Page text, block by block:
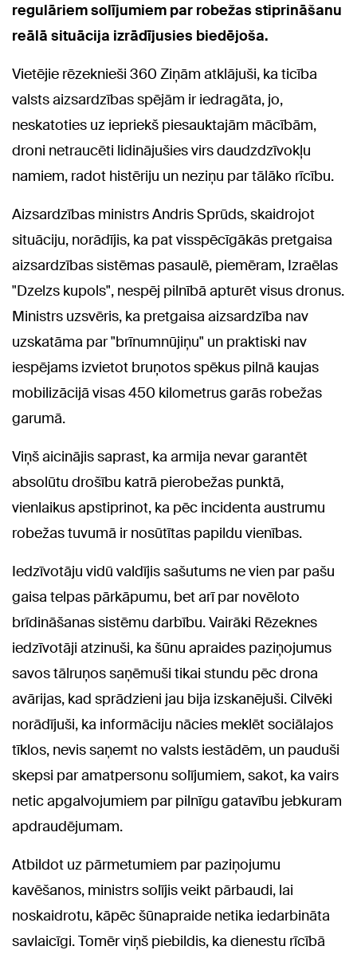
regulāriem solījumiem par robežas stiprināšanu
reālā situācija izrādījusies biedējoša.
Vietējie rēzeknieši 360 Ziņām atklājuši, ka ticība
valsts aizsardzības spējām ir iedragāta, jo,
neskatoties uz iepriekš piesauktajām mācībām,
droni netraucēti lidinājušies virs daudzdzīvokļu
namiem, radot histēriju un neziņu par tālāko rīcību.
Aizsardzības ministrs Andris Sprūds, skaidrojot
situāciju, norādījis, ka pat visspēcīgākās pretgaisa
aizsardzības sistēmas pasaulē, piemēram, Izraēlas
"Dzelzs kupols", nespēj pilnībā apturēt visus dronus.
Ministrs uzsvēris, ka pretgaisa aizsardzība nav
uzskatāma par "brīnumnūjiņu" un praktiski nav
iespējams izvietot bruņotos spēkus pilnā kaujas
mobilizācijā visas 450 kilometrus garās robežas
garumā.
Viņš aicinājis saprast, ka armija nevar garantēt
absolūtu drošību katrā pierobežas punktā,
vienlaikus apstiprinot, ka pēc incidenta austrumu
robežas tuvumā ir nosūtītas papildu vienības.
Iedzīvotāju vidū valdījis sašutums ne vien par pašu
gaisa telpas pārkāpumu, bet arī par novēloto
brīdināšanas sistēmu darbību. Vairāki Rēzeknes
iedzīvotāji atzinuši, ka šūnu apraides paziņojumus
savos tālruņos saņēmuši tikai stundu pēc drona
avārijas, kad sprādzieni jau bija izskanējuši. Cilvēki
norādījuši, ka informāciju nācies meklēt sociālajos
tīklos, nevis saņemt no valsts iestādēm, un pauduši
skepsi par amatpersonu solījumiem, sakot, ka vairs
netic apgalvojumiem par pilnīgu gatavību jebkuram
apdraudējumam.
Atbildot uz pārmetumiem par paziņojumu
kavēšanos, ministrs solījis veikt pārbaudi, lai
noskaidrotu, kāpēc šūnapraide netika iedarbināta
savlaicīgi. Tomēr viņš piebildis, ka dienestu rīcībā